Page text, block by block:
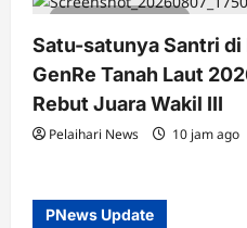
2 minutes read
Satu-satunya Santri di
GenRe Tanah Laut
Rebut Juara Wakil III
Pelaihari News 10 jam ago
PNews Update